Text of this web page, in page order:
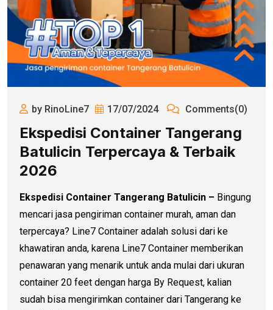
by RinoLine7 17/07/2024 Comments(0)
Ekspedisi Container Tangerang
Batulicin Terpercaya & Terbaik
2026
Ekspedisi Container Tangerang Batulicin – Bingung
mencari jasa pengiriman container murah, aman dan
terpercaya? Line7 Container adalah solusi dari ke
khawatiran anda, karena Line7 Container memberikan
penawaran yang menarik untuk anda mulai dari ukuran
container 20 feet dengan harga By Request, kalian
sudah bisa mengirimkan container dari Tangerang ke